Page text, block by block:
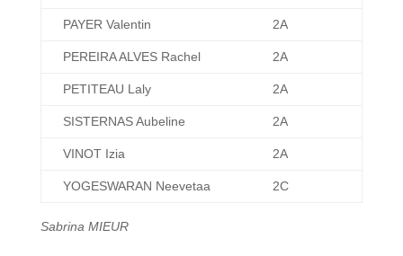
PAYER Valentin 2A
PEREIRA ALVES Rachel 2A
PETITEAU Laly 2A
SISTERNAS Aubeline 2A
VINOT Izia 2A
YOGESWARAN Neevetaa 2C
Sabrina MIEUR